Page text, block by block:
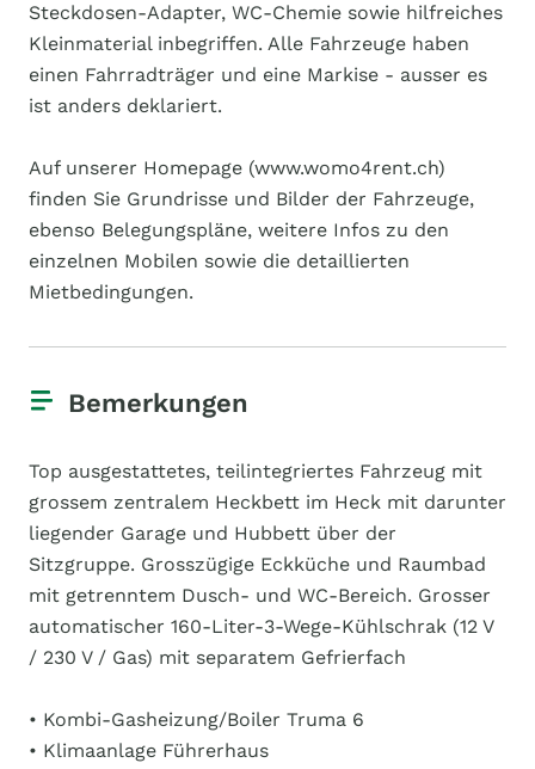
Steckdosen-Adapter, WC-Chemie sowie hilfreiches
Kleinmaterial inbegriffen. Alle Fahrzeuge haben
einen Fahrradträger und eine Markise - ausser es
ist anders deklariert.
Auf unserer Homepage (www.womo4rent.ch)
finden Sie Grundrisse und Bilder der Fahrzeuge,
ebenso Belegungspläne, weitere Infos zu den
einzelnen Mobilen sowie die detaillierten
Mietbedingungen.
Bemerkungen
Top ausgestattetes, teilintegriertes Fahrzeug mit
grossem zentralem Heckbett im Heck mit darunter
liegender Garage und Hubbett über der
Sitzgruppe. Grosszügige Eckküche und Raumbad
mit getrenntem Dusch- und WC-Bereich. Grosser
automatischer 160-Liter-3-Wege-Kühlschrak (12 V
/ 230 V / Gas) mit separatem Gefrierfach
• Kombi-Gasheizung/Boiler Truma 6
• Klimaanlage Führerhaus